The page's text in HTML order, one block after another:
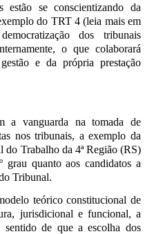
estão se conscientizando da
do TRT 4 (leia mais em
dos tribunais
o que colaborará
e da própria prestação
a vanguarda na tomada de
nos tribunais, a exemplo da
do Trabalho da 4ª Região (RS)
grau quanto aos candidatos a
Tribunal.
teórico constitucional de
jurisdicional e funcional, a
sentido de que a escolha dos